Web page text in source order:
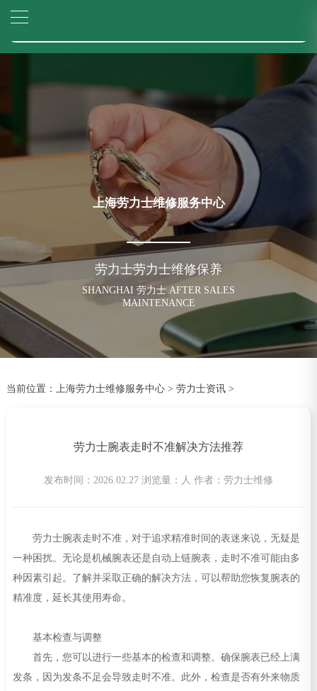
2026年6月劳力士售后服务中心最新网点地址：
节假日正常营业！
上海劳力士维修服务中心
劳力士劳力士维修保养
SHANGHAI 劳力士 AFTER SALES
MAINTENANCE
当前位置： 上海劳力士维修服务中心> 劳力士资讯>
劳力士腕表走时不准解决方法推荐
发布时间：2026.02.27 浏览量： 人 作者：劳力士维修
劳力士腕表走时不准，对于追求精准时间的表迷来说，无疑是
一种困扰。无论是机械腕表还是自动上链腕表，走时不准可能由多
种因素引起。了解并采取正确的解决方法，可以帮助您恢复腕表的
精准度，延长其使用寿命。
基本检查与调整
首先，您可以进行一些基本的检查和调整。确保腕表已经上满
发条，因为发条不足会导致走时不准。此外，检查是否有外来物质